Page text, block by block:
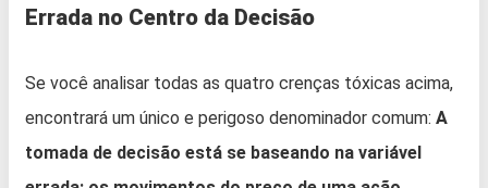
Errada no Centro da Decisão
Se você analisar todas as quatro crenças tóxicas acima,
encontrará um único e perigoso denominador comum: A
tomada de decisão está se baseando na variável